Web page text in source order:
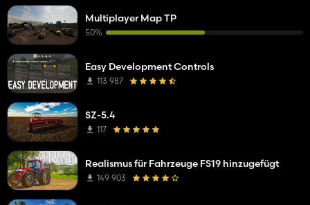
Multiplayer Map TP
50%
Easy Development Controls
113 987
SZ-5.4
117
Realismus für Fahrzeuge FS19 hinzugefügt
149 903